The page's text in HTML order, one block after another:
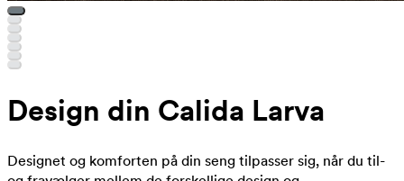
Design din Calida Larva
Designet og komforten på din seng tilpasser sig, når du til-